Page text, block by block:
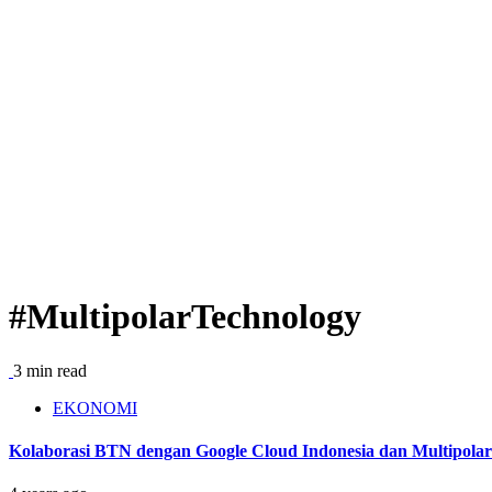
#MultipolarTechnology
3 min read
EKONOMI
Kolaborasi BTN dengan Google Cloud Indonesia dan